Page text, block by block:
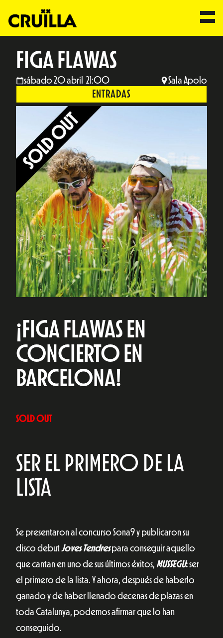
FIGA FLAWAS
sábado 20 abril 21:00 Sala Apolo
ENTRADAS
¡FIGA FLAWAS EN
CONCIERTO EN
BARCELONA!
SOLD OUT
SER EL PRIMERO DE LA
LISTA
Se presentaron al concurso Sona9 y publicaron su
disco debutJoves Tendrespara conseguir aquello
que cantan en uno de sus últimos éxitos, MUSSEGU:ser
el primero de la lista. Y ahora, después de haberlo
ganado y de haber llenado decenas de plazas en
toda Catalunya, podemos afirmar que lo han
conseguido.